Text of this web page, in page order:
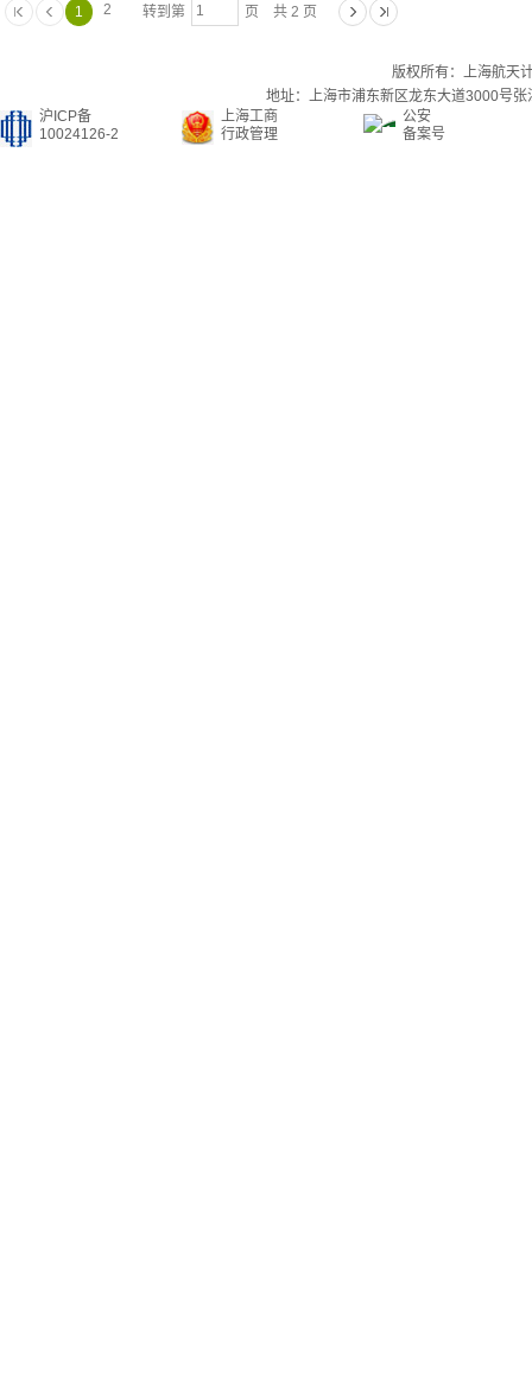
1 2 转到第 页 共 2 页
版权所有：上海航天
地址：上海市浦东新区龙东大道3000号
沪ICP备
10024126-2
上海工商
行政管理
公安
备案号